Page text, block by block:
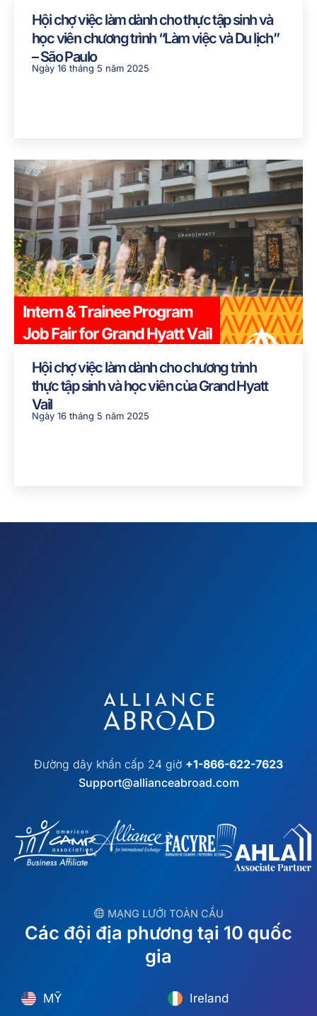
Hội chợ việc làm dành cho thực tập sinh và
học viên chương trình “Làm việc và Du lịch”
– São Paulo
Ngày 16 tháng 5 năm 2025
Hội chợ việc làm dành cho chương trình
thực tập sinh và học viên của Grand Hyatt
Vail
Ngày 16 tháng 5 năm 2025
Đường dây khẩn cấp 24 giờ +1-866-622-7623
Support@allianceabroad.com
︎ MẠNG LƯỚI TOÀN CẦU
Các đội địa phương tại 10 quốc
gia
MỸ Ireland